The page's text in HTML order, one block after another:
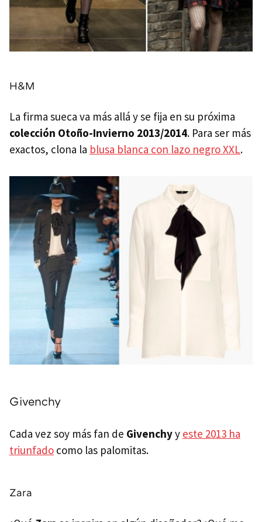
H&M
La firma sueca va más allá y se fija en su próxima
colección Otoño-Invierno 2013/2014. Para ser más
exactos, clona la blusa blanca con lazo negro XXL.
Givenchy
Cada vez soy más fan de Givenchyy este 2013 ha
triunfado como las palomitas.
Zara